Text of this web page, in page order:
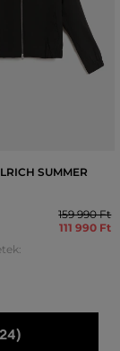
SUMMER
159 990 Ft
111 990 Ft